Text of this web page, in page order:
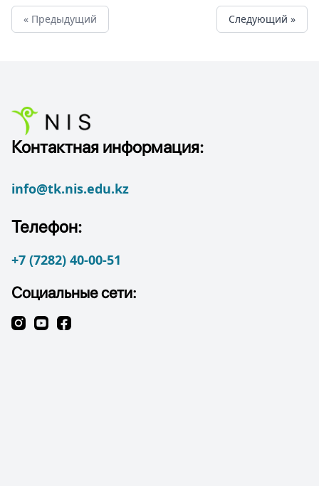
« Предыдущий Cледующий »
Контактная информация:
info@tk.nis.edu.kz
Телефон:
+7 (7282) 40-00-51
Социальные сети: